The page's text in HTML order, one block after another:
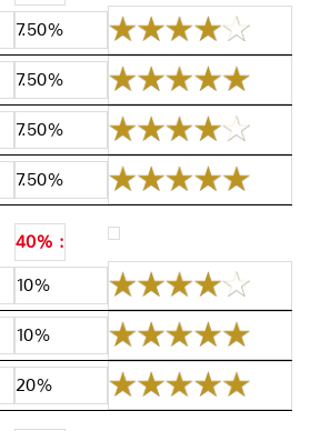
7.50%
7.50%
7.50%
7.50%
40% :
10%
10%
20%